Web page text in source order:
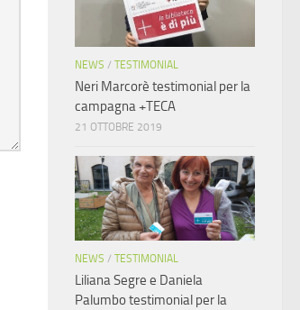
NEWS / TESTIMONIAL
Neri Marcorè testimonial per la
campagna +TECA
21 OTTOBRE 2019
NEWS / TESTIMONIAL
Liliana Segre e Daniela
Palumbo testimonial per la